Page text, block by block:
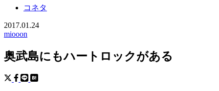
コネタ
2017.01.24
miooon
奥武島にもハートロックがある